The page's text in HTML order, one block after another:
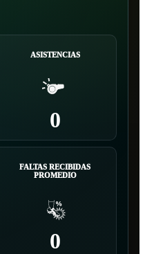
ASISTENCIAS
0
FALTAS RECIBIDAS
PROMEDIO
0